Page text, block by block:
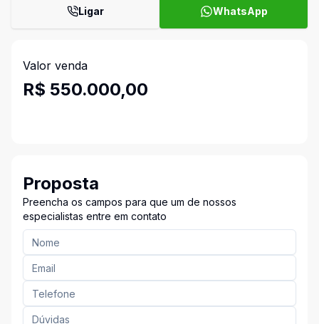
Ligar WhatsApp
Valor venda
R$ 550.000,00
Proposta
Preencha os campos para que um de nossos
especialistas entre em contato